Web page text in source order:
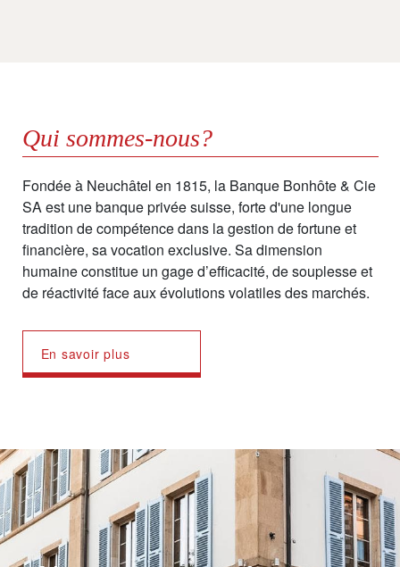
Qui sommes-nous?
Fondée à Neuchâtel en 1815, la Banque Bonhôte & Cie
SA est une banque privée suisse, forte d'une longue
tradition de compétence dans la gestion de fortune et
financière, sa vocation exclusive. Sa dimension
humaine constitue un gage d’efficacité, de souplesse et
de réactivité face aux évolutions volatiles des marchés.
En savoir plus